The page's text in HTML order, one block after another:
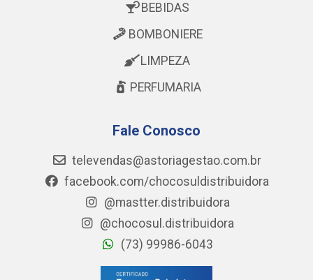
BEBIDAS
BOMBONIERE
LIMPEZA
PERFUMARIA
Fale Conosco
televendas@astoriagestao.com.br
facebook.com/chocosuldistribuidora
@mastter.distribuidora
@chocosul.distribuidora
(73) 99986-6043